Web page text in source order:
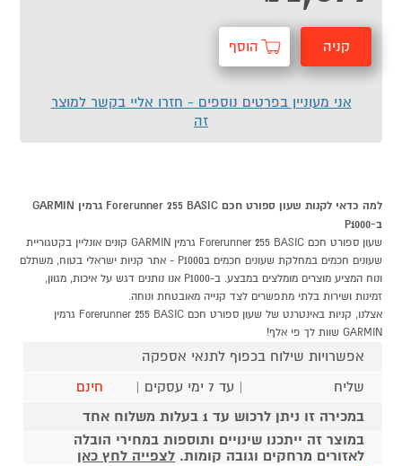
קניה הוסף
אני מעוניין בפרטים נוספים - חזרו אליי בקשר למוצר
זה
למה כדאי לקנות שעון ספורט חכם Forerunner 255 BASIC גרמין GARMIN
ב-P1000
שעון ספורט חכם Forerunner 255 BASIC גרמין GARMIN קונים אונליין בקטגוריית
שעונים חכמים במחלקת שעונים חכמים בP1000 - אתר קניות ישראלי בטוח, משתלם
ונוח המציע מוצרים מומלצים במבצע. ב-P1000 אנו נותנים דגש על איכות, מגוון,
זמינות ושירות בלתי מתפשרים לצד קנייה מאובטחת ונוחה.
אצלנו, קניות באינטרנט של שעון ספורט חכם Forerunner 255 BASIC גרמין
GARMIN שוות לך פי אלף!
אפשרויות שילוח בכפוף לתנאי אספקה
שליח
| עד 7 ימי עסקים |
חינם
במכירה זו ניתן לרכוש עד 1 בעלות משלוח אחד
במוצר זה ייתכנו שינויים ותוספות במחירי הובלה
לאזורים מרחקים וגובה קומות. לצפייה לחץ כאן